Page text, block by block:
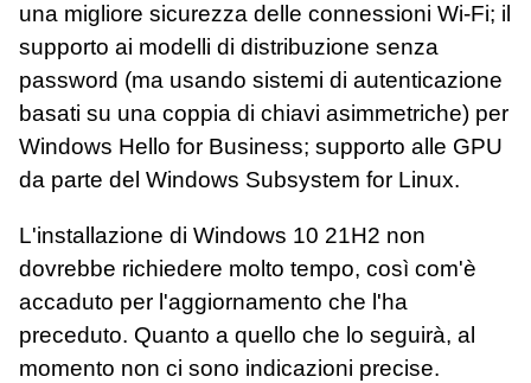
una migliore sicurezza delle connessioni Wi-Fi; il
supporto ai modelli di distribuzione senza
password (ma usando sistemi di autenticazione
basati su una coppia di chiavi asimmetriche) per
Windows Hello for Business; supporto alle GPU
da parte del Windows Subsystem for Linux.
L'installazione di Windows 10 21H2 non
dovrebbe richiedere molto tempo, così com'è
accaduto per l'aggiornamento che l'ha
preceduto. Quanto a quello che lo seguirà, al
momento non ci sono indicazioni precise.